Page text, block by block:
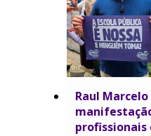
Raul
profissionais